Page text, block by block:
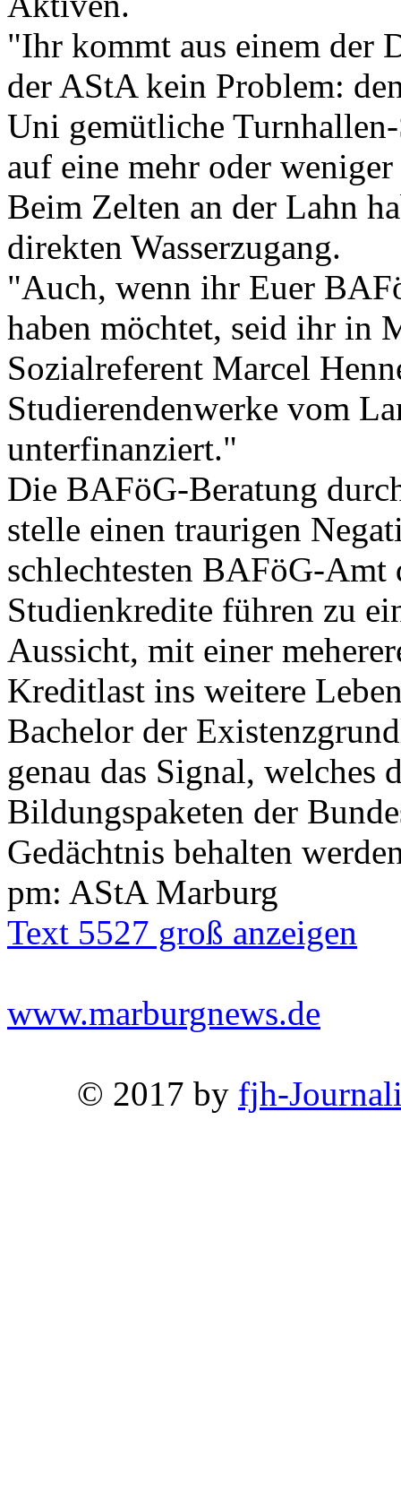
"Ihr kommt aus einem der
der AStA kein Problem:
Uni gemütliche
auf eine mehr oder
Beim Zelten an der Lahn
direkten Wasserzugang.
"Auch, wenn ihr Euer
haben möchtet, seid ihr in
Sozialreferent Marcel
Studierendenwerke vom
unterfinanziert."
Die BAFöG-Beratung
stelle einen traurigen
schlechtesten BAFöG-
Studienkredite führen zu
Aussicht, mit einer
Kreditlast ins weitere
Bachelor der
genau das Signal, welches
Bildungspaketen der
Gedächtnis behalten
pm: AStA Marburg
Text 5527 groß anzeigen
www.marburgnews.de
© 2017 by fjh-